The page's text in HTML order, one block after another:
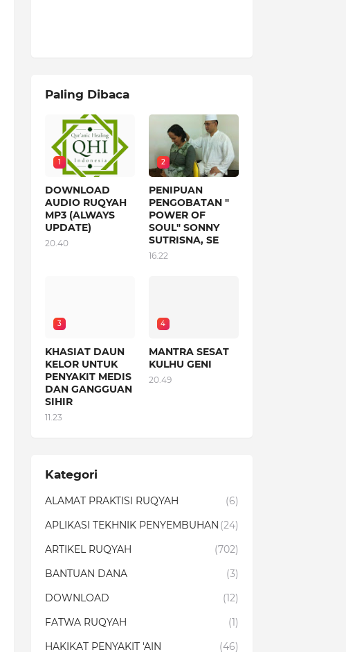
Paling Dibaca
1
DOWNLOAD
AUDIO RUQYAH
MP3 (ALWAYS
UPDATE)
20.40
2
PENIPUAN
PENGOBATAN "
POWER OF
SOUL" SONNY
SUTRISNA, SE
16.22
3
KHASIAT DAUN
KELOR UNTUK
PENYAKIT MEDIS
DAN GANGGUAN
SIHIR
11.23
4
MANTRA SESAT
KULHU GENI
20.49
Kategori
ALAMAT PRAKTISI RUQYAH
(6)
APLIKASI TEKHNIK PENYEMBUHAN (24)
ARTIKEL RUQYAH
(702)
BANTUAN DANA
(3)
DOWNLOAD
(12)
FATWA RUQYAH
(1)
HAKIKAT PENYAKIT 'AIN
(46)